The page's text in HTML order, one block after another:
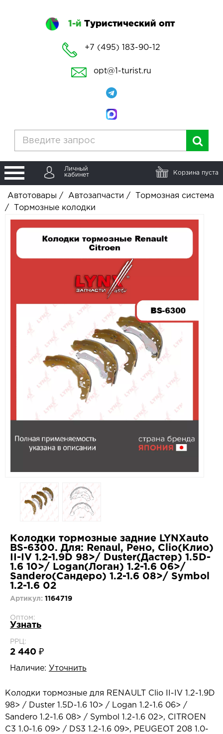
1-й Туристический опт
+7 (495) 183-90-12
opt@1-turist.ru
Личный
кабинет
Корзина пуста
Автотовары / Автозапчасти /
Тормозная система
/
Тормозные колодки
Колодки тормозные задние LYNXauto
BS-6300. Для: Renaul, Рено, Clio(Клио)
II-IV 1.2-1.9D 98>/ Duster(Дастер) 1.5D-
1.6 10>/ Logan(Логан) 1.2-1.6 06>/
Sandero(Сандеро) 1.2-1.6 08>/ Symbol
1.2-1.6 02
Артикул: 1164719
Оптом:
Узнать
РРЦ:
2 440 ₽
Наличие: Уточнить
Колодки тормозные для RENAULT Clio II-IV 1.2-1.9D
98> / Duster 1.5D-1.6 10> / Logan 1.2-1.6 06> /
Sandero 1.2-1.6 08> / Symbol 1.2-1.6 02>, CITROEN
C3 1.0-1.6 09> / DS3 1.2-1.6 09>, PEUGEOT 208 1.0-